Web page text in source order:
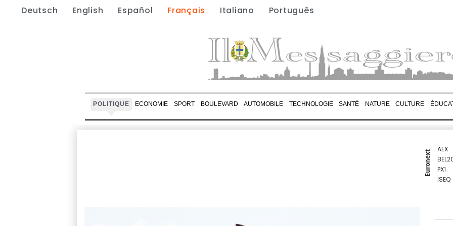
Deutsch English Español Français Italiano Português
POLITIQUE ECONOMIE SPORT BOULEVARD AUTOMOBILE TECHNOLOGIE SANTÉ NATURE CULTURE
Euronext
AEX
PX1
ISEQ